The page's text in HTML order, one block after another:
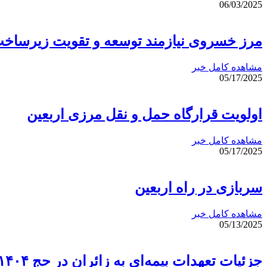
06/03/2025
مرز خسروی نیازمند توسعه و تقویت
مشاهده کامل خبر
05/17/2025
اولویت قرارگاه حمل و نقل مرزی اربعین
مشاهده کامل خبر
05/17/2025
سربازی در راه اربعین
مشاهده کامل خبر
05/13/2025
جزئیات تعهدات بیمه‌ای به زائران در حج ۱۴۰۴